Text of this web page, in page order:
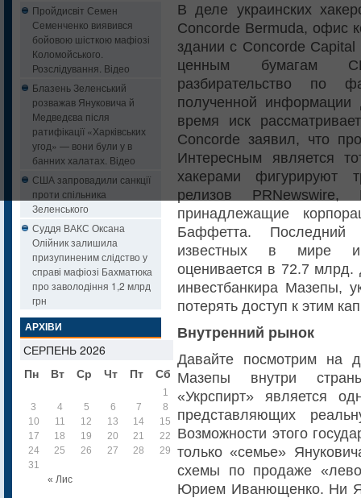
Пройдисвіт Семен
Семенченко виявився
бойовою шісткою мафіозі
Коломойського.
Розслідування. Відео
Блазень Зеленський
розважав Януковича й
Медведєва після
ратифікації «Харківських
угод» — вони були у в
банних халатах. Відео
США запровадили санкції
проти спільника
Зеленського
Суддя ВАКС Оксана
Олійник залишила
призупиненим слідство у
справі мафіозі Бахматюка
про заволодіння 1,2 млрд
грн
АРХІВИ
СЕРПЕНЬ 2026
Пн
Вт Ср Чт Пт Сб Нд
« Лис
1
2
3
4 5 6 7 8
10
11 12 13 14 15
16
17
18 19 20 21 22
23
24
25 26 27 28 29
30
31
В деле украинских
Concorde Bermuda, офис
здании с Concorde
ценным бумагам
разбирательство по
полученной
время иск
Concorde заявил, что
Интересным является
хакерами фигурируют
релизов
принадлежащие
Баффетта.
известных в мире
оценивается в 72.7
инвестбанкира Мазепы,
потерять доступ к этим
Внутренний рынок
Давайте посмотрим на
Мазепы внутри
«Укрспирт» является
представляющих
Возможности этого
только «семье»
схемы по продаже
Юрием Иванющенко. Ни